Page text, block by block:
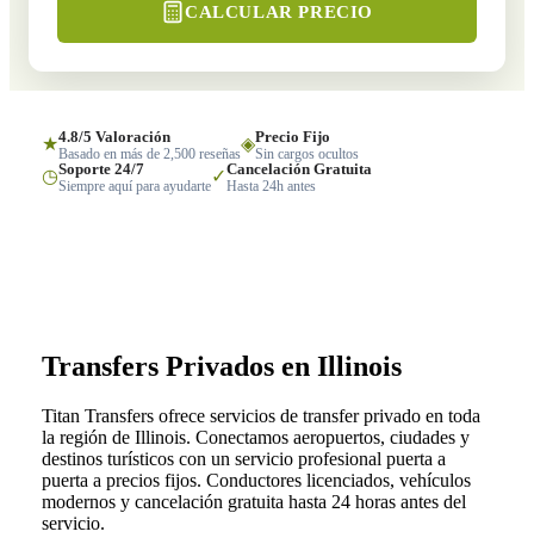
CALCULAR PRECIO
★4.8/5 Valoración
Basado en más de 2,500 reseñas◈Precio Fijo
Sin cargos ocultos
◷Soporte 24/7
Siempre aquí para ayudarte✓Cancelación Gratuita
Hasta 24h antes
Transfers Privados en Illinois
Titan Transfers ofrece servicios de transfer privado en toda
la región de Illinois. Conectamos aeropuertos, ciudades y
destinos turísticos con un servicio profesional puerta a
puerta a precios fijos. Conductores licenciados, vehículos
modernos y cancelación gratuita hasta 24 horas antes del
servicio.